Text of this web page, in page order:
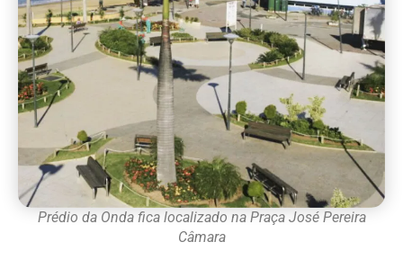
Prédio da Onda fica localizado na Praça José Pereira
Câmara